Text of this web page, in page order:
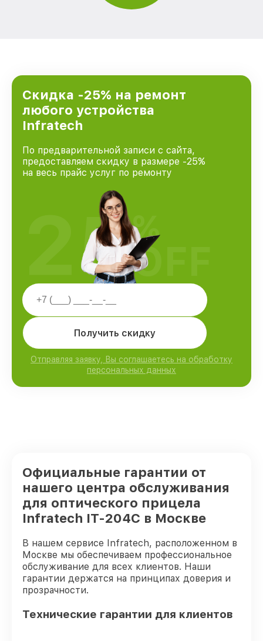
Скидка -25% на ремонт
любого устройства
Infratech
По предварительной записи с сайта,
предоставляем скидку в размере -25%
на весь прайс услуг по ремонту
Получить скидку
Отправляя заявку, Вы соглашаетесь на обработку
персональных данных
25%
OFF
Официальные гарантии от
нашего центра обслуживания
для оптического прицела
Infratech IT-204C в Москве
В нашем сервисе Infratech, расположенном в
Москве мы обеспечиваем профессиональное
обслуживание для всех клиентов. Наши
гарантии держатся на принципах доверия и
прозрачности.
Технические гарантии для клиентов